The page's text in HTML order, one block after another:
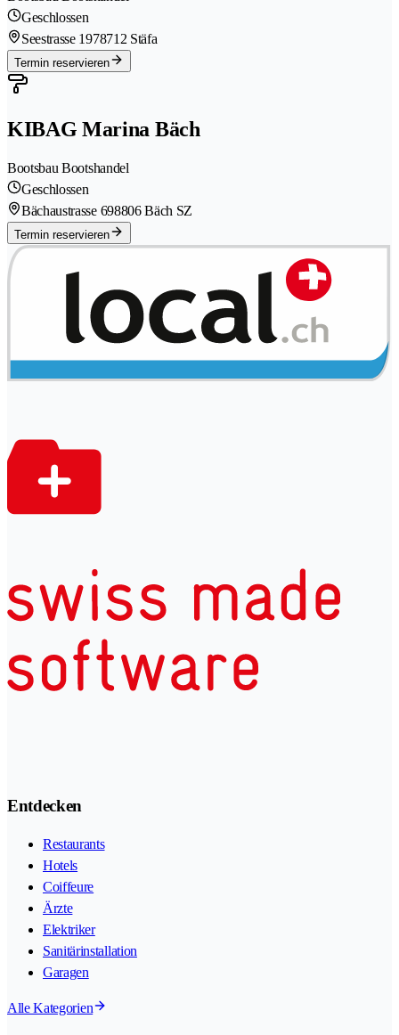
Geschlossen
Seestrasse 1978712 Stäfa
Termin reservieren
KIBAG Marina Bäch
Bootsbau Bootshandel
Geschlossen
Bächaustrasse 698806 Bäch SZ
Termin reservieren
Entdecken
Restaurants
Hotels
Coiffeure
Ärzte
Elektriker
Sanitärinstallation
Garagen
Alle Kategorien